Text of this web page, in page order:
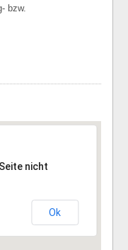
bzw.
nicht
Ok
gefunden werden.